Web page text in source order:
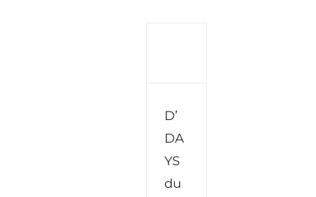
du 30
Mai
au 5
Juin
D’
DA
YS
du